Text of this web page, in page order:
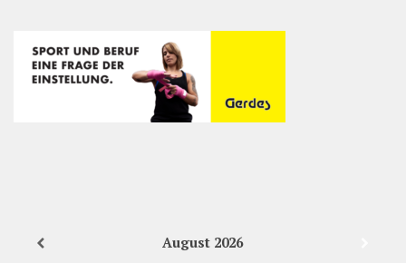
August 2026